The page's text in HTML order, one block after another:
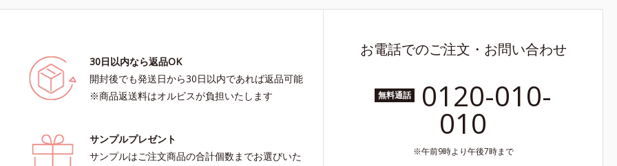
30日以内なら返品OK
開封後でも発送日から30日以内であれば返品可能
※商品返送料はオルビスが負担いたします
サンプルプレゼント
サンプルはご注文商品の合計個数までお選びいた
お電話でのご注文・お問い合わせ
無料通話 0120-010-
010
午前9時より午後7時まで